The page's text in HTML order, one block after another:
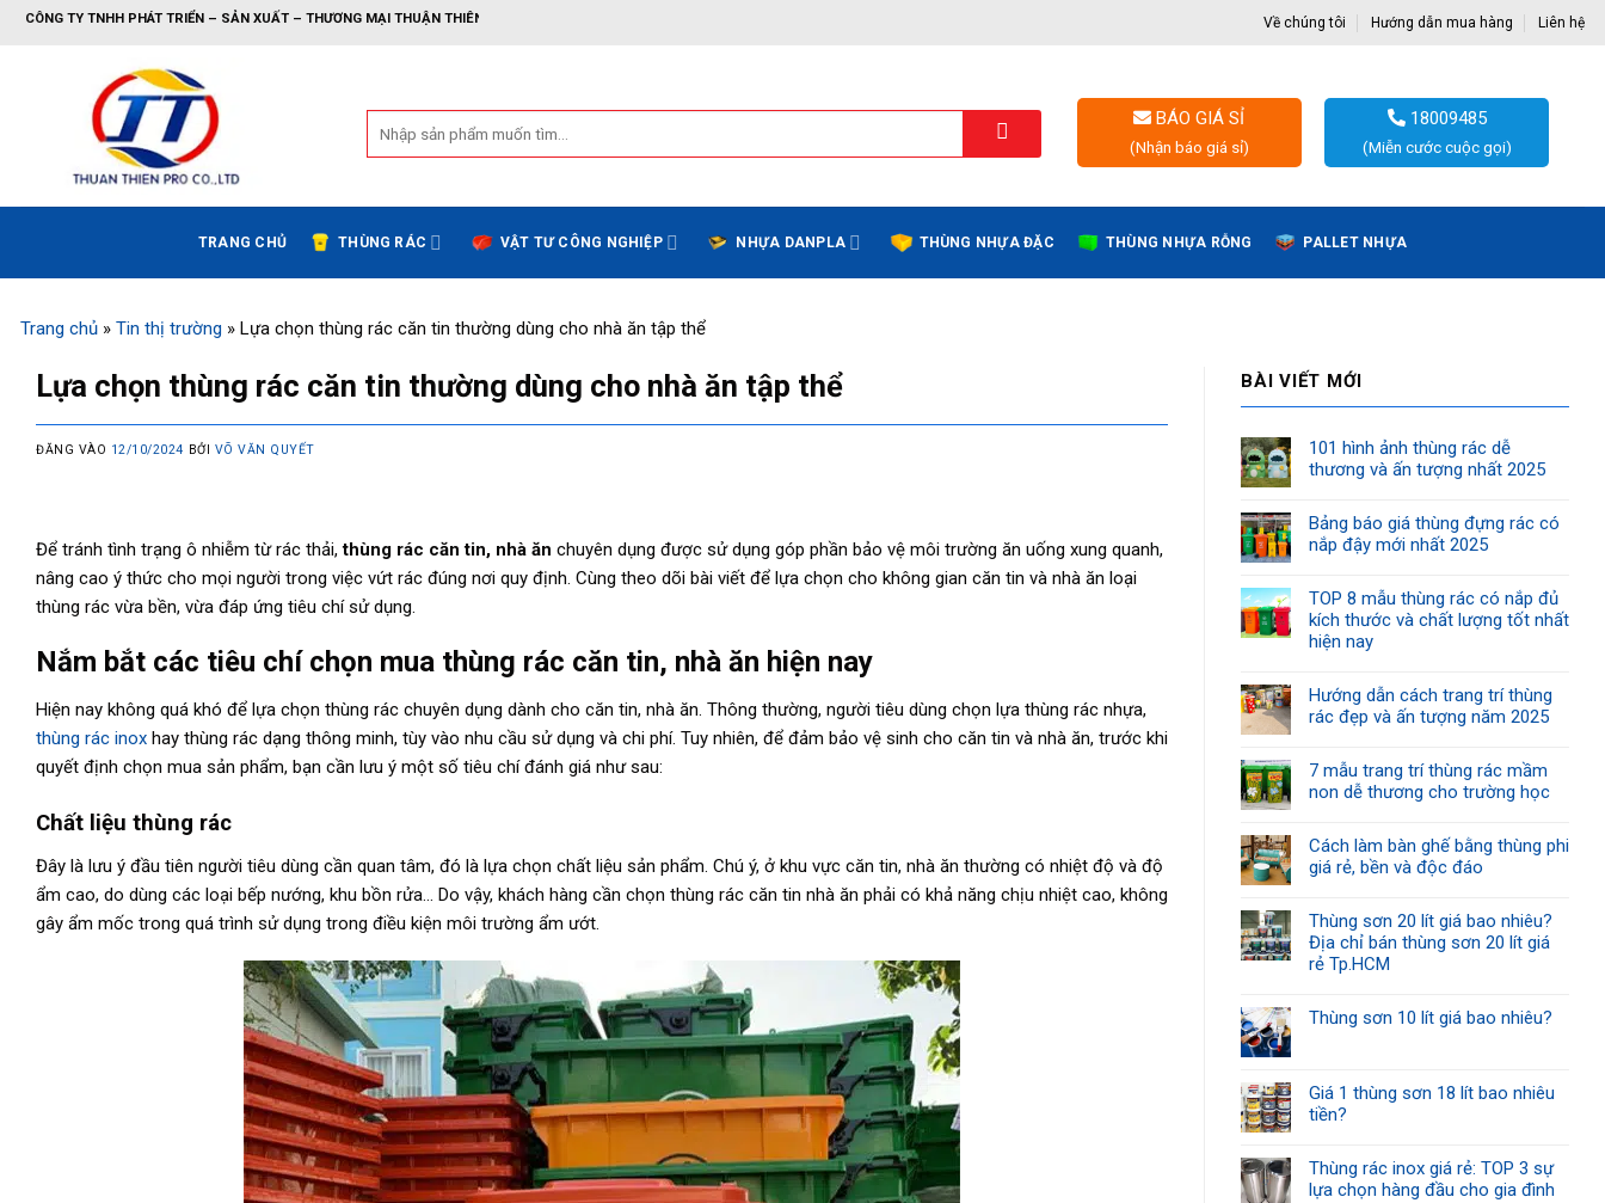
PHÁT TRIỂN – SẢN XUẤT – THƯƠNG MẠI THUẬN THIÊN Về chúng tôi Hướng dẫn mua hàng Liên hệ
kiếm:
BÁO GIÁ SỈ
(Nhận báo giá sỉ)
18009485
(Miễn cước cuộc gọi)
TRANG CHỦ THÙNG RÁC VẬT TƯ CÔNG NGHIỆP NHỰA DANPLA THÙNG NHỰA ĐẶC THÙNG NHỰA RỖNG PALLET NHỰA
Trang chủ » Tin thị trường » Lựa chọn thùng rác căn tin thường dùng cho nhà ăn tập thể
Lựa chọn thùng rác căn tin thường dùng cho nhà ăn tập thể
ĐĂNG VÀO 12/10/2024 BỞI VÕ VĂN QUYẾT
Để tránh tình trạng ô nhiễm từ rác thải,thùng rác căn tin, nhà ăn chuyên dụng được sử dụng góp phần bảo vệ môi trường ăn uống xung quanh,
nâng cao ý thức cho mọi người trong việc vứt rác đúng nơi quy định. Cùng theo dõi bài viết để lựa chọn cho không gian căn tin và nhà ăn loại
thùng rác vừa bền, vừa đáp ứng tiêu chí sử dụng.
Nắm bắt các tiêu chí chọn mua thùng rác căn tin, nhà ăn hiện nay
Hiện nay không quá khó để lựa chọn thùng rác chuyên dụng dành cho căn tin, nhà ăn. Thông thường, người tiêu dùng chọn lựa thùng rác nhựa,
thùng rác inox hay thùng rác dạng thông minh, tùy vào nhu cầu sử dụng và chi phí. Tuy nhiên, để đảm bảo vệ sinh cho căn tin và nhà ăn, trước khi
quyết định chọn mua sản phẩm, bạn cần lưu ý một số tiêu chí đánh giá như sau:
Chất liệu thùng rác
Đây là lưu ý đầu tiên người tiêu dùng cần quan tâm, đó là lựa chọn chất liệu sản phẩm. Chú ý, ở khu vực căn tin, nhà ăn thường có nhiệt độ và độ
ẩm cao, do dùng các loại bếp nướng, khu bồn rửa… Do vậy, khách hàng cần chọn thùng rác căn tin nhà ăn phải có khả năng chịu nhiệt cao, không
gây ẩm mốc trong quá trình sử dụng trong điều kiện môi trường ẩm ướt.
BÀI VIẾT MỚI
101 hình ảnh thùng rác dễ
thương và ấn tượng nhất 2025
Bảng báo giá thùng đựng rác có
nắp đậy mới nhất 2025
TOP 8 mẫu thùng rác có nắp đủ
kích thước và chất lượng tốt nhất
hiện nay
Hướng dẫn cách trang trí thùng
rác đẹp và ấn tượng năm 2025
7 mẫu trang trí thùng rác mầm
non dễ thương cho trường học
Cách làm bàn ghế bằng thùng phi
giá rẻ, bền và độc đáo
Thùng sơn 20 lít giá bao nhiêu?
Địa chỉ bán thùng sơn 20 lít giá
rẻ Tp.HCM
Thùng sơn 10 lít giá bao nhiêu?
Giá 1 thùng sơn 18 lít bao nhiêu
tiền?
Thùng rác inox giá rẻ: TOP 3 sự
lựa chọn hàng đầu cho gia đình